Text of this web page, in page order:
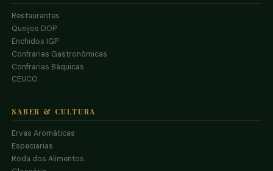
Restaurantes
Queijos DOP
Enchidos IGP
Confrarias Gastronómicas
Confrarias Báquicas
CEUCO
SABER & CULTURA
Ervas Aromáticas
Especiarias
Roda dos Alimentos